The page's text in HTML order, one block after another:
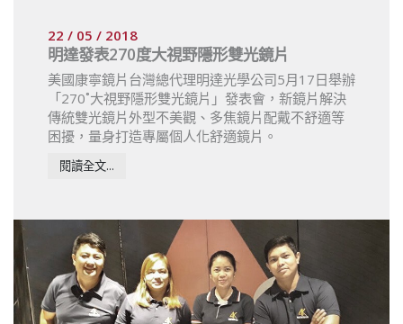
22 / 05 / 2018
明達發表270度大視野隱形雙光鏡片
美國康寧鏡片台灣總代理明達光學公司5月17日舉辦
「270˚大視野隱形雙光鏡片」發表會，新鏡片解決
傳統雙光鏡片外型不美觀、多焦鏡片配戴不舒適等
困擾，量身打造專屬個人化舒適鏡片。
閱讀全文...